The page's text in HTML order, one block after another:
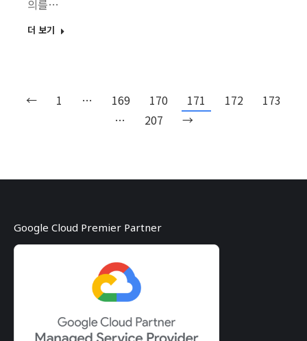
의를…
더 보기
← 1 … 169 170 171 172
173
…
207 →
Google Cloud Premier Partner